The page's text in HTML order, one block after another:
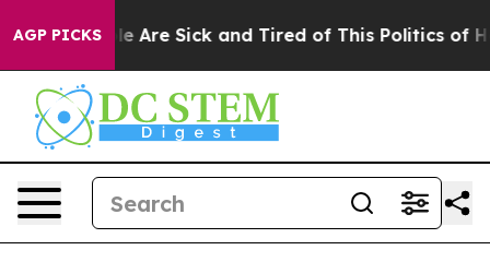
AGP PICKS
“People Are Sick and Tired of This Politics of